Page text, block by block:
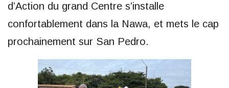
d’Action du grand Centre s’installe
confortablement dans la Nawa, et mets le cap
prochainement sur San Pedro.